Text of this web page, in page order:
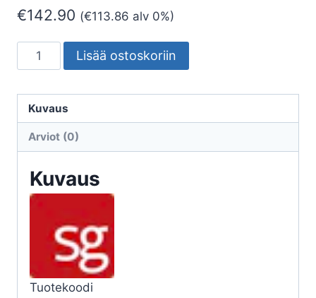
€142.90 (€113.86 alv 0%)
PIHAPIIRIVALAISIN
HOVDEN
2700K
36d
Lisää ostoskoriin
Kuvaus
Arviot (0)
Kuvaus
Tuotekoodi